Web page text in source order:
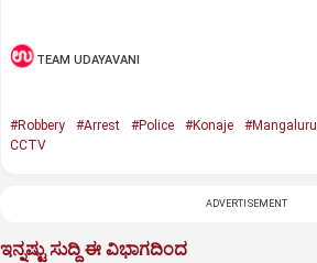
TEAM UDAYAVANI
#Robbery #Arrest #Police #Konaje #Mangaluru
CCTV
ADVERTISEMENT
ಇನ್ನಷ್ಟು ಸುದ್ದಿ ಈ ವಿಭಾಗದಿಂದ